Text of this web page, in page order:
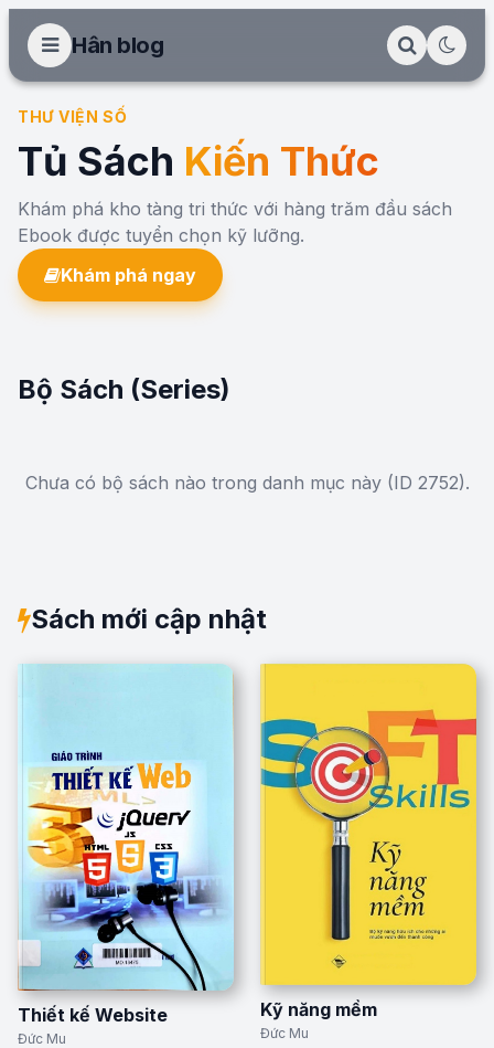
Hân blog
THƯ VIỆN SỐ
Tủ Sách Kiến Thức
Khám phá kho tàng tri thức với hàng trăm đầu sách
Ebook được tuyển chọn kỹ lưỡng.
Khám phá ngay
Bộ Sách (Series)
Chưa có bộ sách nào trong danh mục này (ID 2752).
Sách mới cập nhật
Thiết kế Website
Đức Mu
Kỹ năng mềm
Đức Mu